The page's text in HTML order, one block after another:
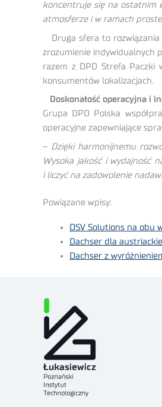
koncentruje się na ostatnim
atmosferze i w ramach
Druga sfera to rozwiązania
zrozumienie indywidualnych
razem z DPD Strefa Paczki
konsumentów lokalizacjach.
Doskonałość operacyjna i
Grupa DPD Polska
operacyjne zapewniające
– Dzięki harmonijnemu
Wysoka jakość i wydajność
i liczyć na zadowolenie
Powiązane wpisy:
DSV Solutions na obu
Dachser dla
Dachser z